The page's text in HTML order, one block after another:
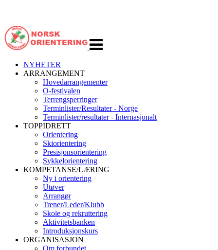
navigasjon
NYHETER
ARRANGEMENT
Hovedarrangementer
O-festivalen
Terrengsperringer
Terminlister/Resultater - Norge
Terminlister/resultater - Internasjonalt
TOPPIDRETT
Orientering
Skiorientering
Presisjonsorientering
Sykkelorientering
KOMPETANSE/LÆRING
Ny i orientering
Utøver
Arrangør
Trener/Leder/Klubb
Skole og rekruttering
Aktivitetsbanken
Introduksjonskurs
ORGANISASJON
Om forbundet